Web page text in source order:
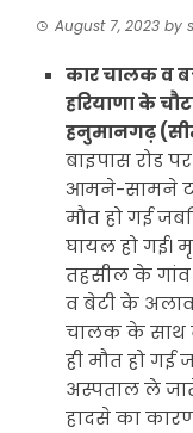
August 7, 2023 by
कार चालक व
हरियाणा के
हनुमानगढ़
बाइपास रोड
आमने-सामने
मौत हो गई
घायल हो गई।
तहसील के गांव
व बेटी के
चालक के साथ
ही मौत हो गई
अस्पताल ले
हादसे का